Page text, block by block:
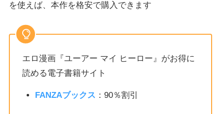
を使えば、本作を格安で購入できます
エロ漫画『ユーアー マイ ヒーロー』がお得に
読める電子書籍サイト
FANZAブックス ：90％割引